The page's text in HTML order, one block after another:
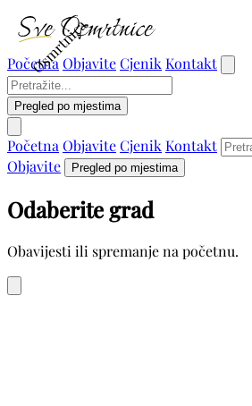
Početna ObjaviteCjenik Kontakt
Pregled po mjestima
Početna ObjaviteCjenik Kontakt
Objavite
Pregled po mjestima
Odaberite grad
Obavijesti ili spremanje na početnu.
Osmrtnica